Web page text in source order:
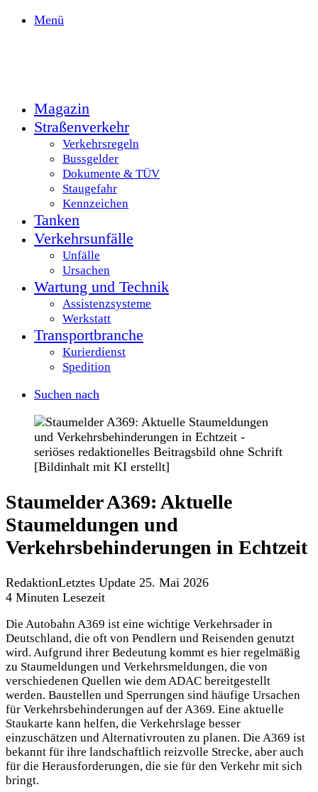
Menü
Magazin
Straßenverkehr
Verkehrsregeln
Bussgelder
Dokumente & TÜV
Staugefahr
Kennzeichen
Tanken
Verkehrsunfälle
Unfälle
Ursachen
Wartung und Technik
Assistenzsysteme
Werkstatt
Transportbranche
Kurierdienst
Spedition
Suchen nach
Staumelder A369: Aktuelle
Staumeldungen und
Verkehrsbehinderungen in Echtzeit
RedaktionLetztes Update 25. Mai 2026
4 Minuten Lesezeit
Die Autobahn A369 ist eine wichtige Verkehrsader in
Deutschland, die oft von Pendlern und Reisenden genutzt
wird. Aufgrund ihrer Bedeutung kommt es hier regelmäßig
zu Staumeldungen und Verkehrsmeldungen, die von
verschiedenen Quellen wie dem ADAC bereitgestellt
werden. Baustellen und Sperrungen sind häufige Ursachen
für Verkehrsbehinderungen auf der A369. Eine aktuelle
Staukarte kann helfen, die Verkehrslage besser
einzuschätzen und Alternativrouten zu planen. Die A369 ist
bekannt für ihre landschaftlich reizvolle Strecke, aber auch
für die Herausforderungen, die sie für den Verkehr mit sich
bringt.